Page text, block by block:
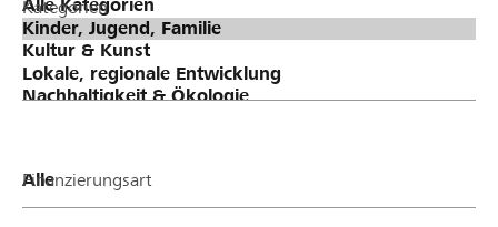
Kategorien
Finanzierungsart